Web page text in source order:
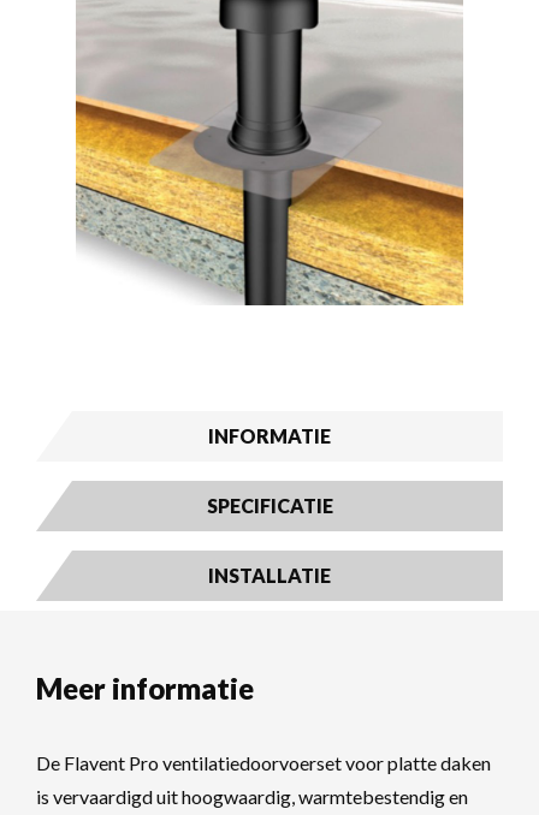
INFORMATIE
SPECIFICATIE
INSTALLATIE
Meer informatie
De Flavent Pro ventilatiedoorvoerset voor platte daken
is vervaardigd uit hoogwaardig, warmtebestendig en